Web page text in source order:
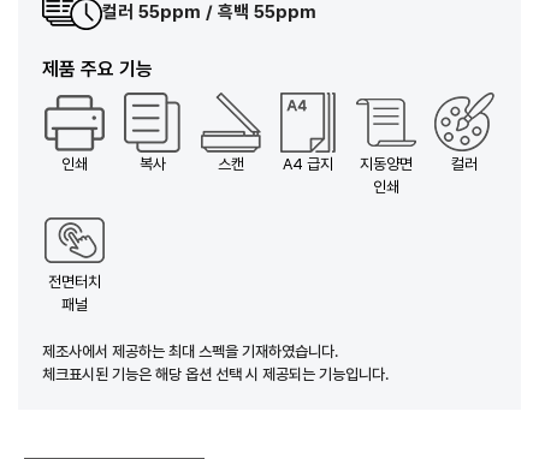
컬러 55ppm / 흑백 55ppm
제품 주요 기능
인쇄 복사 스캔 A4 급지
지동양면
인쇄
컬러
전면터치
패널
제조사에서 제공하는 최대 스펙을 기재하였습니다.
체크표시된 기능은 해당 옵션 선택 시 제공되는 기능입니다.